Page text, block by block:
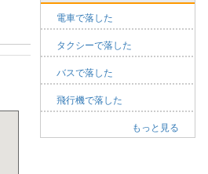
電車で落した
タクシーで落した
バスで落した
飛行機で落した
もっと見る